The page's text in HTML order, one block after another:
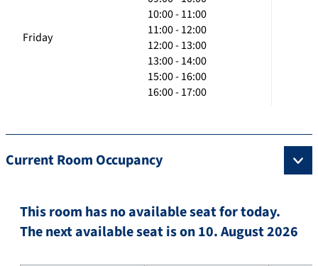
Friday
10:00 - 11:00
11:00 - 12:00
12:00 - 13:00
13:00 - 14:00
15:00 - 16:00
16:00 - 17:00
Current Room Occupancy
This room has no available seat for today.
The next available seat is on 10. August 2026